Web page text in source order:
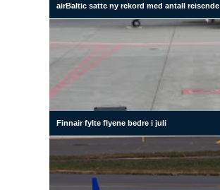
airBaltic satte ny rekord med antall reisende
Finnair fylte flyene bedre i juli